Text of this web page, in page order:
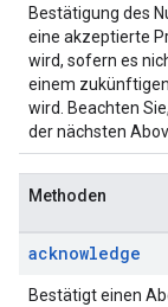
Bestätigung des
eine akzeptierte
wird, sofern es
einem
wird. Beachten
der nächsten
Methoden
acknowledge
Bestätigt einen